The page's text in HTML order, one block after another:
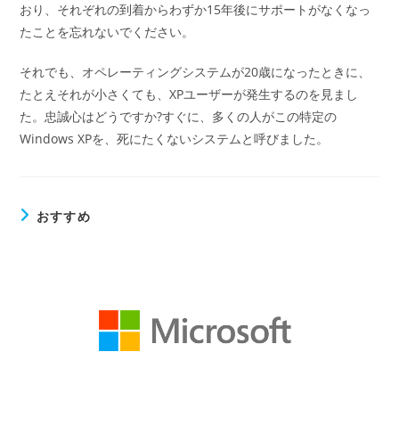
おり、それぞれの到着からわずか15年後にサポートがなくなっ
たことを忘れないでください。
それでも、オペレーティングシステムが20歳になったときに、
たとえそれが小さくても、XPユーザーが発生するのを見まし
た。忠誠心はどうですか?すぐに、多くの人がこの特定の
Windows XPを、死にたくないシステムと呼びました。
おすすめ